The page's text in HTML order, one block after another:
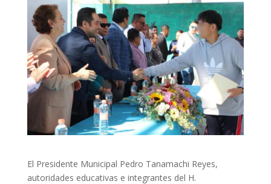
El Presidente Municipal Pedro Tanamachi Reyes,
autoridades educativas e integrantes del H.